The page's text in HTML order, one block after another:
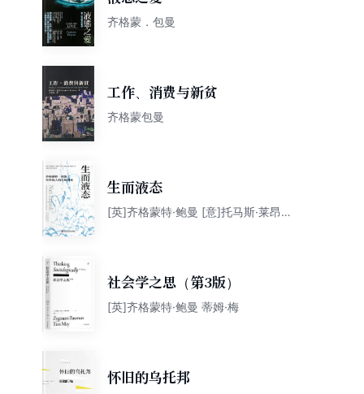
齐格蒙．包曼
工作、消费与新贫
齐格蒙包曼
生而液态
[英]齐格蒙特·鲍曼 [意]托马斯·莱昂奇
社会学之思（第3版）
[英]齐格蒙特·鲍曼 蒂姆·梅
怀旧的乌托邦